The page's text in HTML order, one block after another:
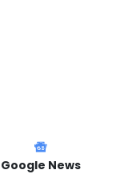
Google News